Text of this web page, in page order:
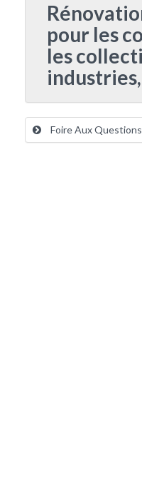
pour les
les
industries,
Foire Aux Questions